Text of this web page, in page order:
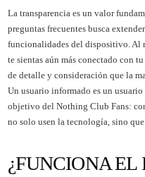
La transparencia es un valor
preguntas frecuentes busca
funcionalidades del dispositivo. Al
te sientas aún más conectado con
de detalle y consideración que la
Un usuario informado es un usuario
objetivo del Nothing Club Fans:
no solo usen la tecnología, sino
¿FUNCIONA EL